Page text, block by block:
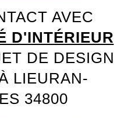
AVEC
D'INTÉRIEUR
DE DESIGN
LIEURAN-
34800